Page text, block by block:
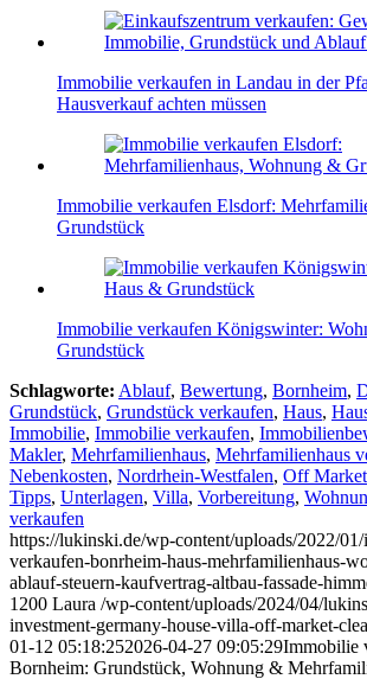
Immobilie verkaufen in Landau in der
Hausverkauf achten müssen
Immobilie verkaufen Elsdorf:
Grundstück
Immobilie verkaufen Königswinter:
Grundstück
Schlagworte: Ablauf, Bewertung, Bornheim,
Grundstück, Grundstück verkaufen, Haus,
Immobilie, Immobilie verkaufen,
Makler, Mehrfamilienhaus, Mehrfamilienhaus
Nebenkosten, Nordrhein-Westfalen, Off Market
Tipps, Unterlagen, Villa, Vorbereitung,
verkaufen
https://lukinski.de/wp-content/uploads/2022/
verkaufen-bonrheim-haus-mehrfamilienhaus-
ablauf-steuern-kaufvertrag-altbau-fassade-
1200 Laura /wp-content/uploads/2024/04/
investment-germany-house-villa-off-market-
01-12 05:18:252026-04-27 09:05:29Immobilie
Bornheim: Grundstück, Wohnung &